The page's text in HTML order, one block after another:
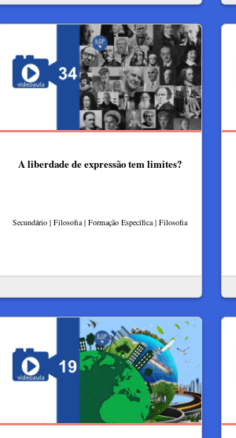
A liberdade de expressão tem limites?
Secundário | Filosofia | Formação Específica | Filosofia